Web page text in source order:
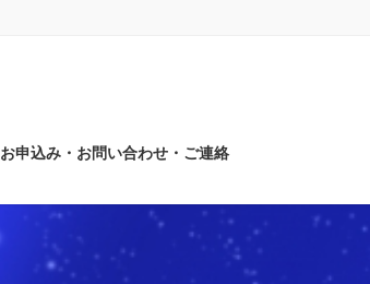
お申込み・お問い合わせ・ご連絡